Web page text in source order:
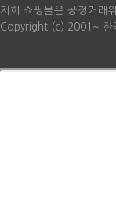
저희 쇼핑몰은 공정거래
Copyright (c) 2001~ 한